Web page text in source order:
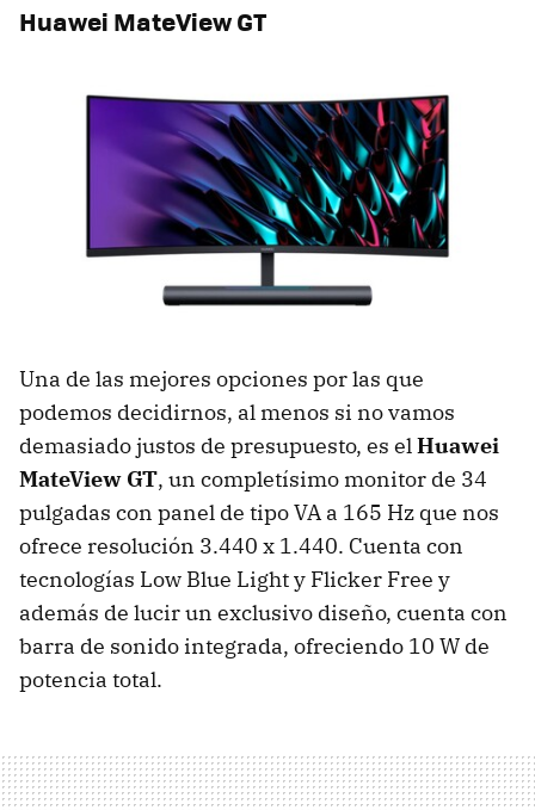
Huawei MateView GT
Una de las mejores opciones por las que
podemos decidirnos, al menos si no vamos
demasiado justos de presupuesto, es elHuawei
MateView GT, un completísimo monitor de 34
pulgadas con panel de tipo VA a 165 Hz que nos
ofrece resolución 3.440 x 1.440. Cuenta con
tecnologías Low Blue Light y Flicker Free y
además de lucir un exclusivo diseño, cuenta con
barra de sonido integrada, ofreciendo 10 W de
potencia total.